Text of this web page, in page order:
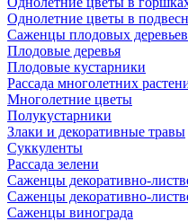
Однолетние цветы в
Саженцы плодовых
Плодовые деревья
Плодовые кустарники
Рассада многолетних
Многолетние цветы
Полукустарники
Злаки и декоративные травы
Суккуленты
Рассада зелени
Саженцы декоративно-
Саженцы декоративно-
Саженцы винограда